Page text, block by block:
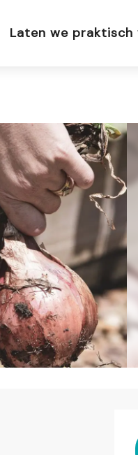
Laten we praktisch